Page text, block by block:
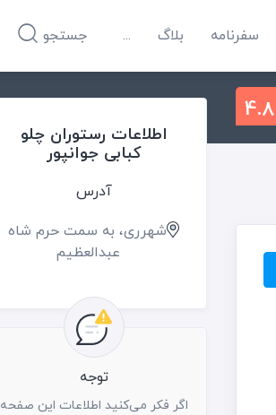
سفرنامه بلاگ ... جستجو
4.8
اطلاعات رستوران چلو
کبابی جوانپور
آدرس
شهرری، به سمت حرم شاه
عبدالعظیم
توجه
اگر فکر می‌کنید اطلاعات این صفحه